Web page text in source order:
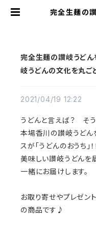
完全生麺の
完全生麺の讃岐うどん
岐うどんの文化を丸ご
2021/04/19 12:22
うどんと言えば？ そう
本場香川の讃岐うど
スが「うどんのおうち」！
美味しい讃岐うどんを
一緒にお届けします。
お取り寄せやプレゼン
の商品です♪